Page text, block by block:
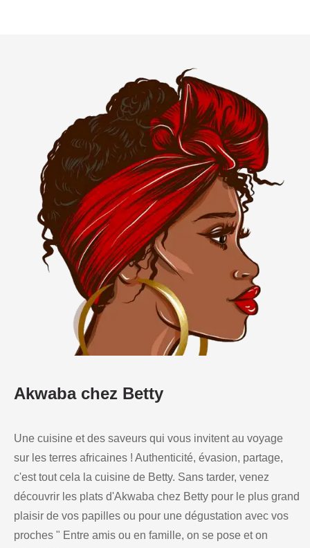
Akwaba chez Betty
Une cuisine et des saveurs qui vous invitent au voyage
sur les terres africaines ! Authenticité, évasion, partage,
c'est tout cela la cuisine de Betty. Sans tarder, venez
découvrir les plats d'Akwaba chez Betty pour le plus grand
plaisir de vos papilles ou pour une dégustation avec vos
proches " Entre amis ou en famille, on se pose et on